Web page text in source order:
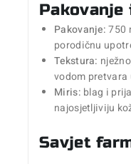
Pakovanje:750
porodičnu
Tekstura:
vodom pretvara
Miris: blag i
najosjetljiviju
Savjet